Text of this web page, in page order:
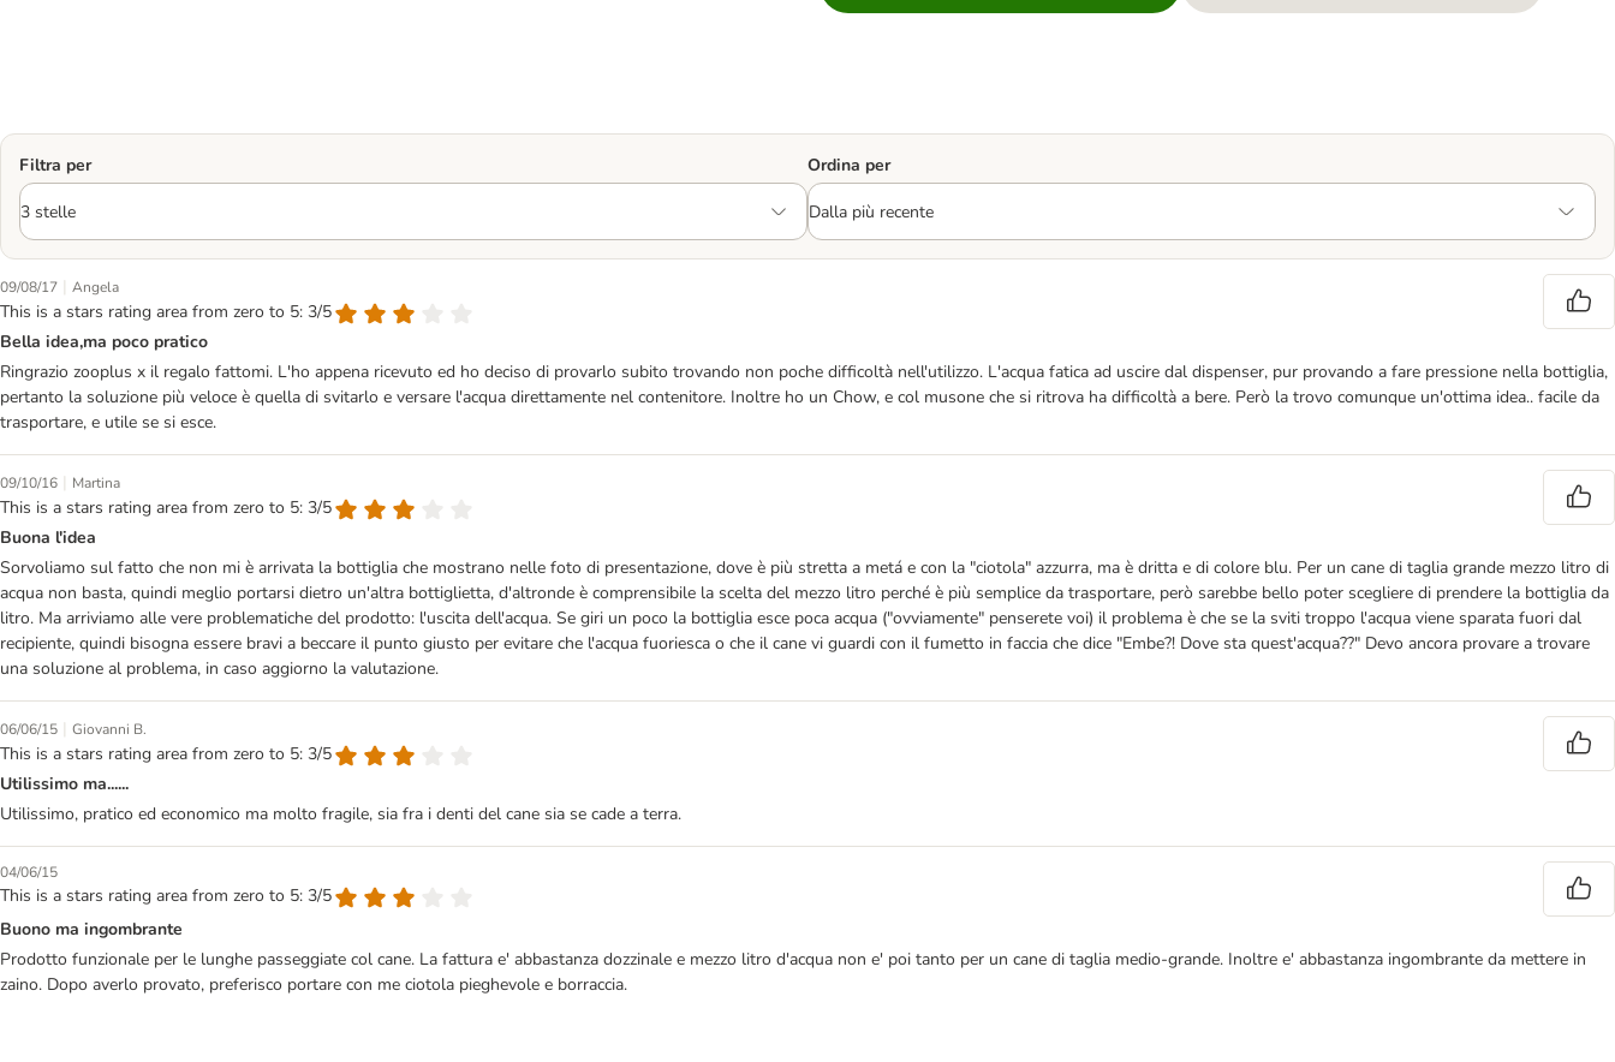
Filtra per Ordina per
09/08/17 | Angela
This is a stars rating area from zero to 5: 3/5
Bella idea,ma poco pratico
Ringrazio zooplus x il regalo fattomi. L'ho appena ricevuto ed ho deciso di provarlo subito trovando non poche difficoltà nell'utilizzo. L'acqua fatica ad uscire dal dispenser, pur provando a fare pressione nella bottiglia,
pertanto la soluzione più veloce è quella di svitarlo e versare l'acqua direttamente nel contenitore. Inoltre ho un Chow, e col musone che si ritrova ha difficoltà a bere. Però la trovo comunque un'ottima idea.. facile da
trasportare, e utile se si esce.
09/10/16 | Martina
This is a stars rating area from zero to 5: 3/5
Buona l'idea
Sorvoliamo sul fatto che non mi è arrivata la bottiglia che mostrano nelle foto di presentazione, dove è più stretta a metá e con la "ciotola" azzurra, ma è dritta e di colore blu. Per un cane di taglia grande mezzo litro di
acqua non basta, quindi meglio portarsi dietro un'altra bottiglietta, d'altronde è comprensibile la scelta del mezzo litro perché è più semplice da trasportare, però sarebbe bello poter scegliere di prendere la bottiglia da
litro. Ma arriviamo alle vere problematiche del prodotto: l'uscita dell'acqua. Se giri un poco la bottiglia esce poca acqua ("ovviamente" penserete voi) il problema è che se la sviti troppo l'acqua viene sparata fuori dal
recipiente, quindi bisogna essere bravi a beccare il punto giusto per evitare che l'acqua fuoriesca o che il cane vi guardi con il fumetto in faccia che dice "Embe?! Dove sta quest'acqua??" Devo ancora provare a trovare
una soluzione al problema, in caso aggiorno la valutazione.
06/06/15 | Giovanni B.
This is a stars rating area from zero to 5: 3/5
Utilissimo ma......
Utilissimo, pratico ed economico ma molto fragile, sia fra i denti del cane sia se cade a terra.
04/06/15
This is a stars rating area from zero to 5: 3/5
Buono ma ingombrante
Prodotto funzionale per le lunghe passeggiate col cane. La fattura e' abbastanza dozzinale e mezzo litro d'acqua non e' poi tanto per un cane di taglia medio-grande. Inoltre e' abbastanza ingombrante da mettere in
zaino. Dopo averlo provato, preferisco portare con me ciotola pieghevole e borraccia.